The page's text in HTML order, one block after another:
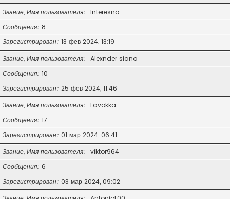
Звание, Имя пользователя
Interesno
Сообщения 8
Зарегистрирован 13 фев 2024, 13:19
Звание, Имя пользователя
Alexnder siano
Сообщения 10
Зарегистрирован 25 фев 2024, 11:46
Звание, Имя пользователя
Lavokka
Сообщения 17
Зарегистрирован 01 мар 2024, 06:41
Звание, Имя пользователя
viktor964
Сообщения 6
Зарегистрирован 03 мар 2024, 09:02